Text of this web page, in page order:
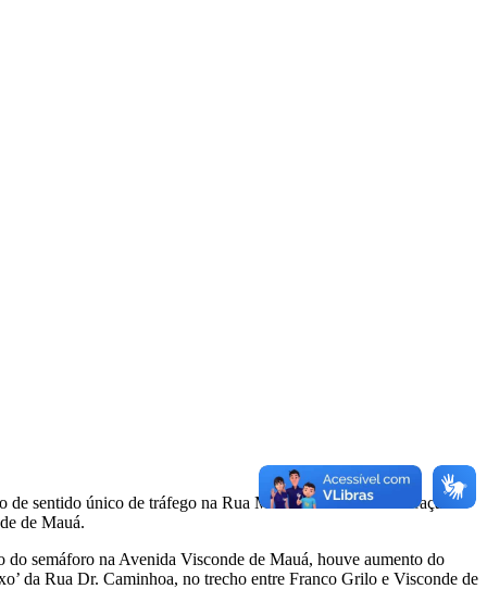
sentido único de tráfego na Rua Marechal Mallet. A alteração
de Mauá.
semáforo na Avenida Visconde de Mauá, houve aumento do
da Rua Dr. Caminhoa, no trecho entre Franco Grilo e Visconde de